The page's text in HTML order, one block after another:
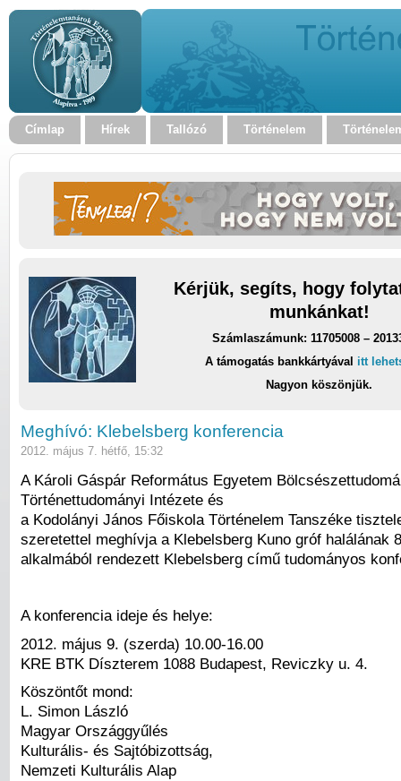
Címlap Hírek Tallózó Történelem
Kérjük, segíts, hogy
munkánkat!
Számlaszámunk: 11705008 –
A támogatás bankkártyával itt
Nagyon köszönjük.
Meghívó: Klebelsberg konferencia
2012. május 7. hétfő, 15:32
A Károli Gáspár Református Egyetem
Történettudományi Intézete és
a Kodolányi János Főiskola Történelem Tanszéke
szeretettel meghívja a Klebelsberg Kuno gróf halálának
alkalmából rendezett Klebelsberg című tudományos
A konferencia ideje és helye:
2012. május 9. (szerda) 10.00-16.00
KRE BTK Díszterem 1088 Budapest, Reviczky u. 4.
Köszöntőt mond:
L. Simon László
Magyar Országgyűlés
Kulturális- és Sajtóbizottság,
Nemzeti Kulturális Alap